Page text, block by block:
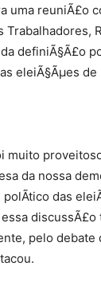
uma reuniÃ£o
definiÃ§Ã£o
eleiÃ§Ãµes de
da nossa
das
discussÃ£o
pelo debate